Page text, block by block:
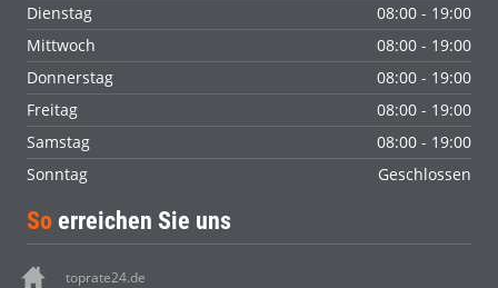
Dienstag
08:00 - 19:00
Mittwoch
08:00 - 19:00
Donnerstag
08:00 - 19:00
Freitag
08:00 - 19:00
Samstag
08:00 - 19:00
Sonntag
Geschlossen
So erreichen Sie uns
toprate24.de